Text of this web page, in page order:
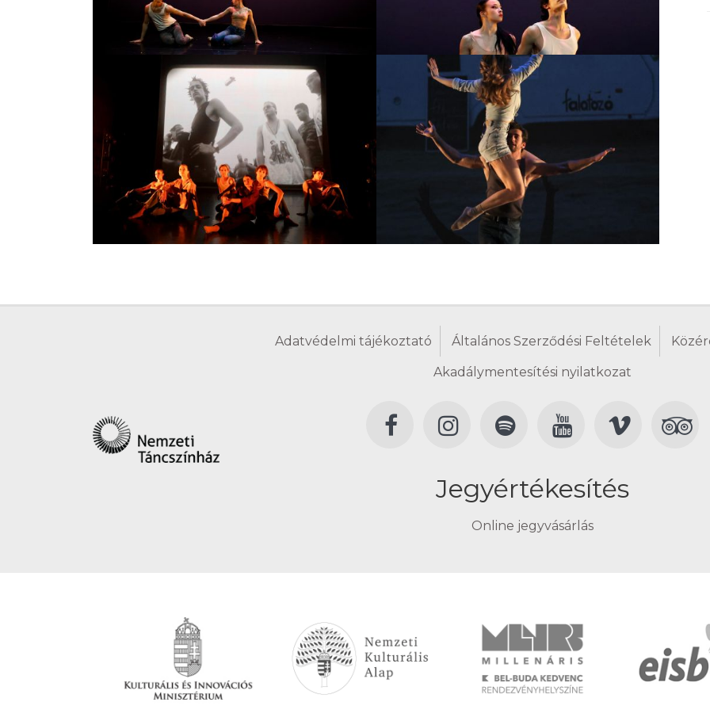
Adatvédelmi tájékoztató Általános Szerződési Feltételek
Akadálymentesítési nyilatkozat
Jegyértékesítés
Online jegyvásárlás